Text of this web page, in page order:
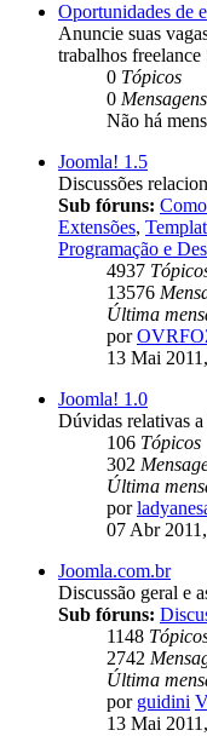
Oportunidades de
Anuncie suas
trabalhos
0 Tópicos
0 Mensagens
Não há
Joomla! 1.5
Discussões
Sub fóruns:
Extensões,
Programação e
4937
13576
Última
por
13 Mai
Joomla! 1.0
Dúvidas relativas
106 Tópicos
302
Última
por
07 Abr
Joomla.com.br
Discussão geral e
Sub fóruns:
1148
2742
Última
por guidini
13 Mai